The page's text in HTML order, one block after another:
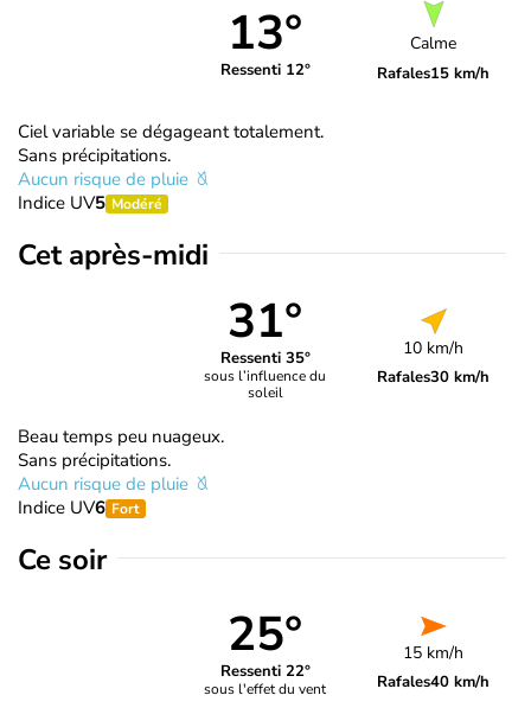
13°
Ressenti 12°
Calme
Rafales15 km/h
Ciel variable se dégageant totalement.
Sans précipitations.
Aucun risque de pluie
Indice UV5 Modéré
Cet après-midi
31°
Ressenti 35°
sous l’influence du
soleil
10 km/h
Rafales30 km/h
Beau temps peu nuageux.
Sans précipitations.
Aucun risque de pluie
Indice UV6 Fort
Ce soir
25°
Ressenti 22°
sous l'effet du vent
15 km/h
Rafales40 km/h